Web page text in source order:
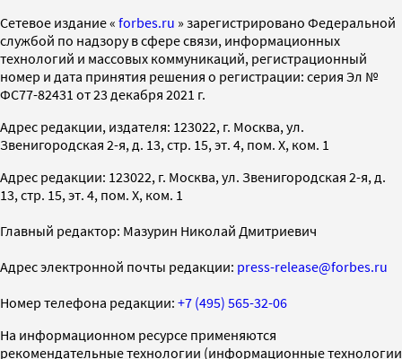
Cетевое издание « forbes.ru » зарегистрировано Федеральной
службой по надзору в сфере связи, информационных
технологий и массовых коммуникаций, регистрационный
номер и дата принятия решения о регистрации: серия Эл №
ФС77-82431 от 23 декабря 2021 г.
Адрес редакции, издателя: 123022, г. Москва, ул.
Звенигородская 2-я, д. 13, стр. 15, эт. 4, пом. X, ком. 1
Адрес редакции: 123022, г. Москва, ул. Звенигородская 2-я, д.
13, стр. 15, эт. 4, пом. X, ком. 1
Главный редактор: Мазурин Николай Дмитриевич
Адрес электронной почты редакции: press-release@forbes.ru
Номер телефона редакции: +7 (495) 565-32-06
На информационном ресурсе применяются
рекомендательные технологии (информационные технологии